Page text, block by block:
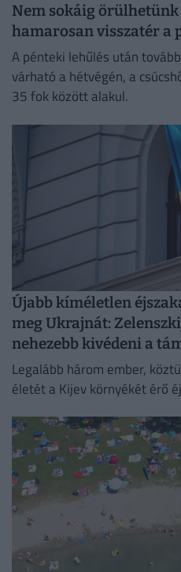
Nem sokáig örülhetünk
hamarosan visszatér a
A pénteki lehűlés után
várható a hétvégén, a
35 fok között alakul.
Újabb kíméletlen
meg Ukrajnát:
nehezebb kivédeni a
Legalább három ember,
életét a Kijev környékét érő